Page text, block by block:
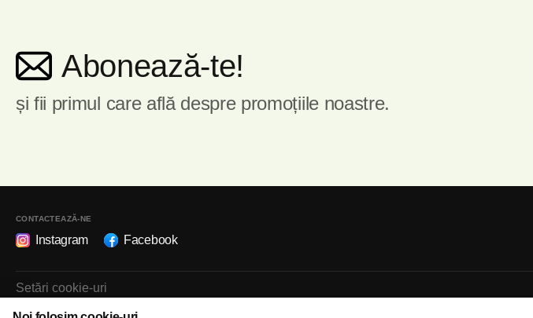
Abonează-te!
și fii primul care află despre promoțiile noastre.
CONTACTEAZĂ-NE
Instagram Facebook
Setări cookie-uri